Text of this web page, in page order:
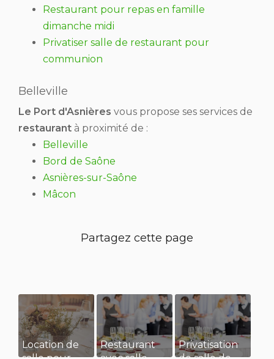
Restaurant pour repas en famille
dimanche midi
Privatiser salle de restaurant pour
communion
Belleville
Le Port d'Asnières vous propose ses services de
restaurant à proximité de :
Belleville
Bord de Saône
Asnières-sur-Saône
Mâcon
Location de
Restaurant
Privatisation